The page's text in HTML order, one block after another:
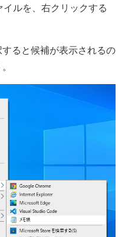
イルを、右クリックする
すると候補が表示されるの